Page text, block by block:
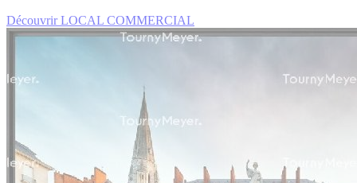
Découvrir LOCAL COMMERCIAL